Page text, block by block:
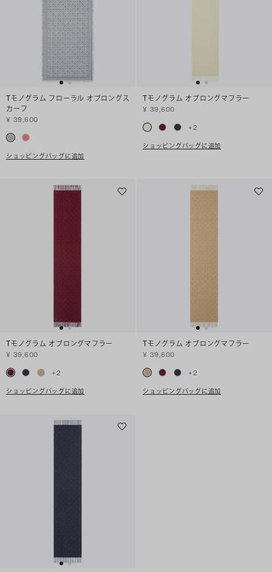
Tモノグラム フローラル オブロングス
カーフ
¥ 39,600
ショッピングバッグに追加
Tモノグラム オブロングマフラー
¥ 39,600
+2
ショッピングバッグに追加
Tモノグラム オブロングマフラー
¥ 39,600
+2
ショッピングバッグに追加
Tモノグラム オブロングマフラー
¥ 39,600
+2
ショッピングバッグに追加